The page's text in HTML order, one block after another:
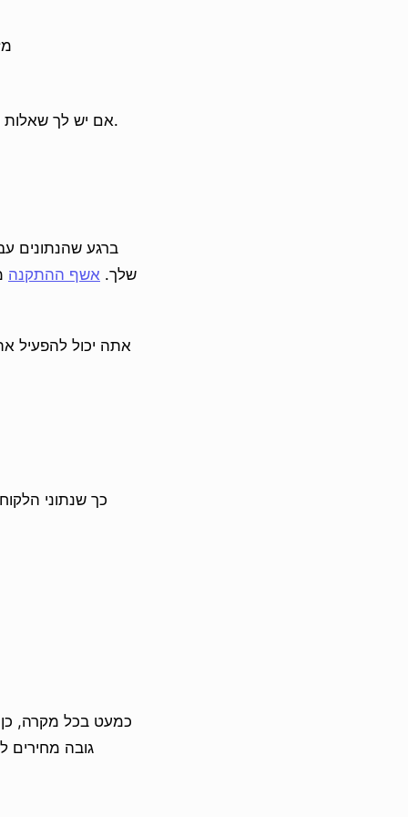
אם יש לך שאלות ותשובות מיוטפו, אלה ממופים לתכונת השאלות של פאסטקומנטים באותן חוטי מוצרים.
ברגע שהנתונים
אנו אפליקציה של שופיפיי, לכן עבור רוב החנויות זו שורה אחת ב-theme שלך. אשף ההתקנה
אתה יכול להפעיל
כמעט בכל מקרה,
גובה מחירים